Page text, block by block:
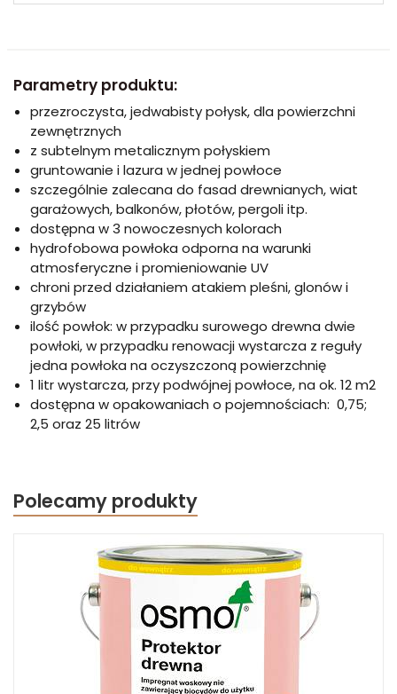
Parametry produktu:
przezroczysta, jedwabisty połysk, dla powierzchni
zewnętrznych
z subtelnym metalicznym połyskiem
gruntowanie i lazura w jednej powłoce
szczególnie zalecana do fasad drewnianych, wiat
garażowych, balkonów, płotów, pergoli itp.
dostępna w 3 nowoczesnych kolorach
hydrofobowa powłoka odporna na warunki
atmosferyczne i promieniowanie UV
chroni przed działaniem atakiem pleśni, glonów i
grzybów
ilość powłok: w przypadku surowego drewna dwie
powłoki, w przypadku renowacji wystarcza z reguły
jedna powłoka na oczyszczoną powierzchnię
1 litr wystarcza, przy podwójnej powłoce, na ok. 12 m2
dostępna w opakowaniach o pojemnościach: 0,75;
2,5 oraz 25 litrów
Polecamy produkty